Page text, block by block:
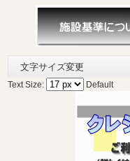
文字サイズ変更
Text Size: Default